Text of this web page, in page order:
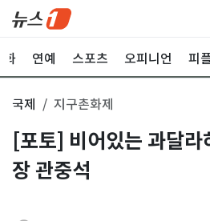
화 연예 스포츠 오피니언 피
국제 지구촌화제
[포토] 비어있는 과달라
장 관중석